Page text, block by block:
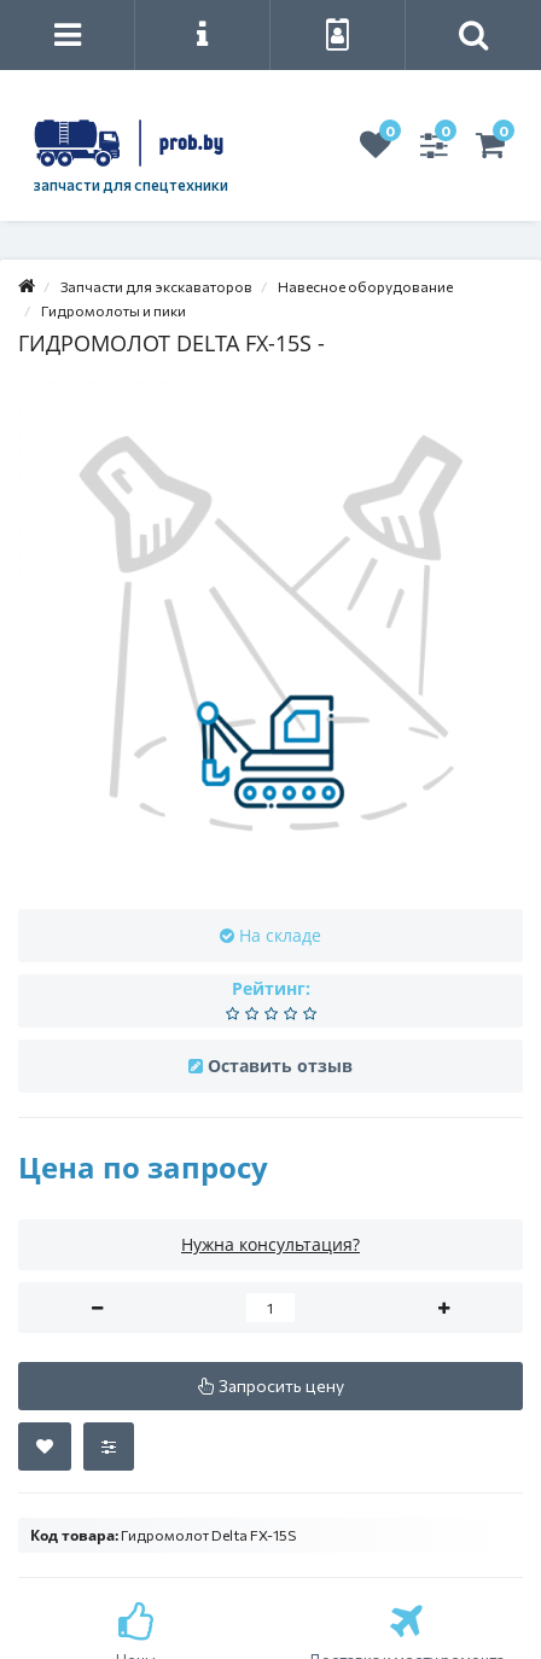
запчасти для спецтехники
0 0 0
Запчасти для экскаваторов
Навесное оборудование
Гидромолоты и пики
ГИДРОМОЛОТ DELTA FX-15S -
На складе
Рейтинг:
Оставить отзыв
Цена по запросу
Нужна консультация?
Запросить цену
Код товара: Гидромолот Delta FX-15S